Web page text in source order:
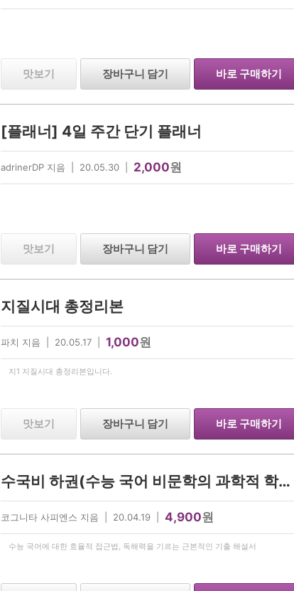
맛보기 장바구니 담기 바로 구매하기
[플래너] 4일 주간 단기 플래너
adrinerDP 지음 | 20.05.30 | 2,000원
맛보기 장바구니 담기 바로 구매하기
지질시대 총정리본
파치 지음 | 20.05.17 | 1,000원
지1 지질시대 총정리본입니다.
맛보기 장바구니 담기 바로 구매하기
수국비 하권(수능 국어 비문학의 과학적 학습법)
코그니타 사피엔스 지음 | 20.04.19 | 4,900원
수능 국어에 대한 효율적 접근법, 독해력을 기르는 근본적인 기출 해설서